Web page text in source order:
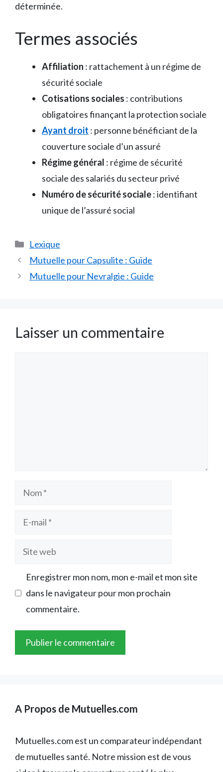
déterminée.
Termes associés
Affiliation : rattachement à un régime de
sécurité sociale
Cotisations sociales : contributions
obligatoires finançant la protection sociale
Ayant droit : personne bénéficiant de la
couverture sociale d’un assuré
Régime général : régime de sécurité
sociale des salariés du secteur privé
Numéro de sécurité sociale: identifiant
unique de l’assuré social
Catégories
Lexique
Mutuelle pour Capsulite : Guide
Mutuelle pour Nevralgie : Guide
Laisser un commentaire
Nom
Site
Enregistrer mon nom, mon e-mail et mon site
dans le navigateur pour mon prochain
commentaire.
A Propos de Mutuelles.com
Mutuelles.com est un comparateur indépendant
de mutuelles santé. Notre mission est de vous